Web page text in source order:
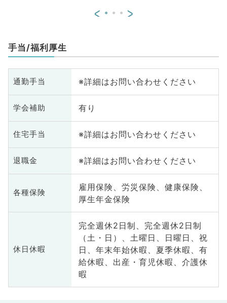
< >
手当/福利厚生
通勤手当 ※詳細はお問い合わせください
学会補助 有り
住宅手当 ※詳細はお問い合わせください
退職金 ※詳細はお問い合わせください
各種保険
雇用保険、労災保険、健康保険、
厚生年金保険
休日休暇
完全週休2日制、完全週休2日制
（土・日）、土曜日、日曜日、祝
日、年末年始休暇、夏季休暇、有
給休暇、出産・育児休暇、介護休
暇